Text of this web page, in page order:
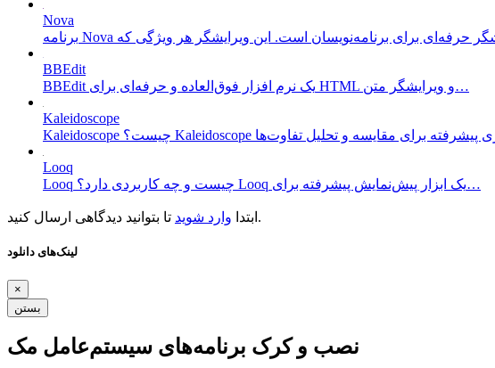
Nova
BBEdit
BBEdit یک نرم افزار فوق‌العاده و حرفه‌ای برای HTML و ویرایشگر متن…
Kaleidoscope
Looq
Looq چیست و چه کاربردی دارد؟ Looq یک ابزار پیش‌نمایش پیشرفته برای…
ابتدا وارد شوید تا بتوانید دیدگاهی ارسال کنید.
لینک‌های دانلود
×
بستن
نصب و کرک برنامه‌های سیستم‌عامل مک